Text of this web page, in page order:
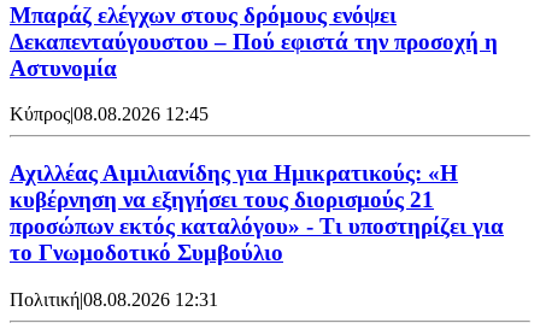
Μπαράζ ελέγχων στους δρόμους ενόψει
Δεκαπενταύγουστου – Πού εφιστά την προσοχή η
Αστυνομία
Κύπρος|08.08.2026 12:45
Αχιλλέας Αιμιλιανίδης για Ημικρατικούς: «Η
κυβέρνηση να εξηγήσει τους διορισμούς 21
προσώπων εκτός καταλόγου» - Τι υποστηρίζει για
το Γνωμοδοτικό Συμβούλιο
Πολιτική|08.08.2026 12:31